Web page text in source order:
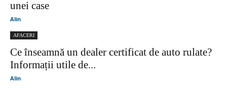
unei case
Alin
AFACERI
Ce înseamnă un dealer certificat de auto rulate?
Informații utile de...
Alin